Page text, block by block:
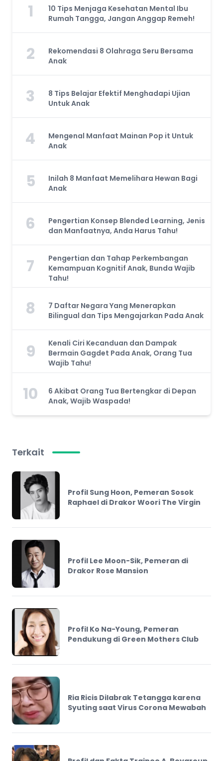
1
10 Tips Menjaga Kesehatan Mental Ibu
Rumah Tangga, Jangan Anggap Remeh!
2
Rekomendasi 8 Olahraga Seru Bersama
Anak
3
8 Tips Belajar Efektif Menghadapi Ujian
Untuk Anak
4
Mengenal Manfaat Mainan Pop it Untuk
Anak
5
Inilah 8 Manfaat Memelihara Hewan Bagi
Anak
6
Pengertian Konsep Blended Learning, Jenis
dan Manfaatnya, Anda Harus Tahu!
7
Pengertian dan Tahap Perkembangan
Kemampuan Kognitif Anak, Bunda Wajib
Tahu!
8
7 Daftar Negara Yang Menerapkan
Bilingual dan Tips Mengajarkan Pada Anak
9
Kenali Ciri Kecanduan dan Dampak
Bermain Gagdet Pada Anak, Orang Tua
Wajib Tahu!
10
6 Akibat Orang Tua Bertengkar di Depan
Anak, Wajib Waspada!
Terkait
Profil Sung Hoon, Pemeran Sosok
Raphael di Drakor Woori The Virgin
Profil Lee Moon-Sik, Pemeran di
Drakor Rose Mansion
Profil Ko Na-Young, Pemeran
Pendukung di Green Mothers Club
Ria Ricis Dilabrak Tetangga karena
Syuting saat Virus Corona Mewabah